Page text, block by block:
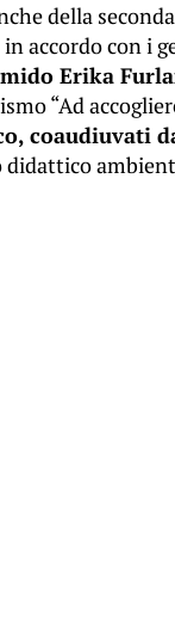
della
accordo con i
Erika
“Ad
coaudiuvati